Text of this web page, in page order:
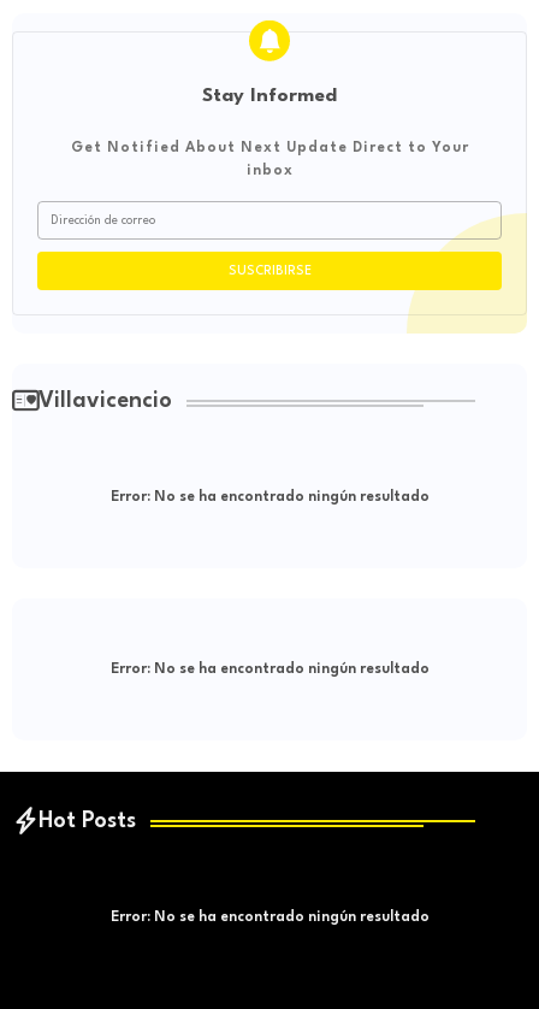
Stay Informed
Get Notified About Next Update Direct to Your
inbox
Villavicencio
Error:No se ha encontrado ningún resultado
Error:No se ha encontrado ningún resultado
Hot Posts
Error:No se ha encontrado ningún resultado